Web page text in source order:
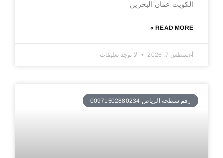
الكويت عمان البحرين
READ MORE »
أغسطس 7, 2026 لا توجد تعليقات
رقم سطحة الرياض 00971502880234